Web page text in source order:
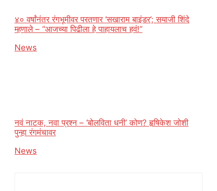
४० वर्षांनंतर रंगभूमीवर परतणार ‘सखाराम बाइंडर’; सयाजी शिंदे
म्हणाले – “आजच्या पिढीला हे पाहायलाच हवं!”
In relation to
News
नवं नाटक, नवा प्रश्न – ‘बोलविता धनी’ कोण? हृषिकेश जोशी
पुन्हा रंगमंचावर
In relation to
News